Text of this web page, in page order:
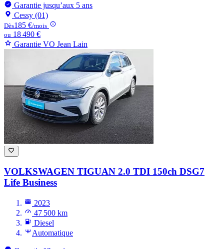
Garantie jusqu’aux 5 ans
Cessy (01)
Dès185 €/mois
ou 18 490 €
Garantie VO Jean Lain
VOLKSWAGEN TIGUAN 2.0 TDI 150ch DSG7
Life Business
2023
47 500 km
Diesel
Automatique